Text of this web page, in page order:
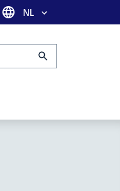
Taal selectie
NL